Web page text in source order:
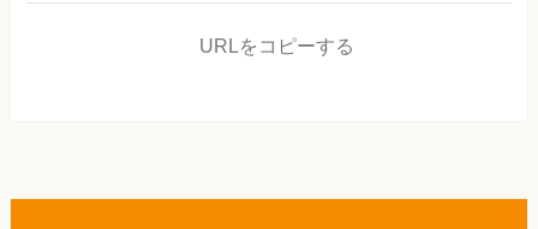
URLをコピーする